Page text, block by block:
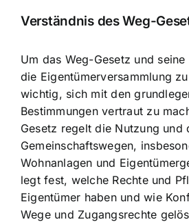
Verständnis des Weg-
Um das Weg-Gesetz und
die Eigentümerversammlung
wichtig, sich mit den
Bestimmungen vertraut zu
Gesetz regelt die Nutzung und
Gemeinschaftswegen,
Wohnanlagen und
legt fest, welche Rechte und
Eigentümer haben und wie
Wege und Zugangsrechte